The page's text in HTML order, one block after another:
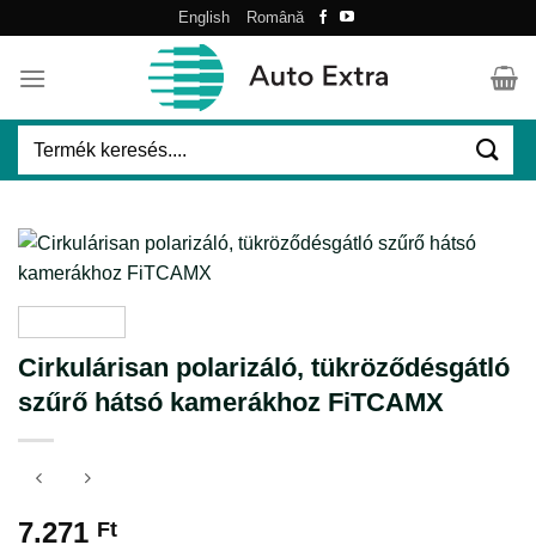
content
English Română
Keresés
Cirkulárisan polarizáló, tükröződésgátló
szűrő hátsó kamerákhoz FiTCAMX
7.271 Ft